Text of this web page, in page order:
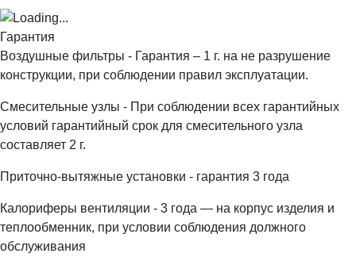
Гарантия
Воздушные фильтры - Гарантия – 1 г. на не разрушение
конструкции, при соблюдении правил эксплуатации.
Смесительные узлы - При соблюдении всех гарантийных
условий гарантийный срок для смесительного узла
составляет 2 г.
Приточно-вытяжные установки - гарантия 3 года
Калориферы вентиляции - 3 года — на корпус изделия и
теплообменник, при условии соблюдения должного
обслуживания